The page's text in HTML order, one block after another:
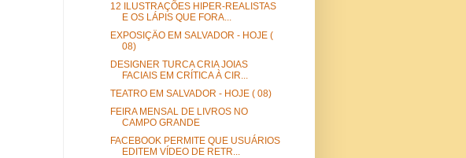
12 ILUSTRAÇÕES HIPER-REALISTAS
E OS LÁPIS QUE FORA...
EXPOSIÇÄO EM SALVADOR - HOJE (
08)
DESIGNER TURCA CRIA JOIAS
FACIAIS EM CRÍTICA À CIR...
TEATRO EM SALVADOR - HOJE ( 08)
FEIRA MENSAL DE LIVROS NO
CAMPO GRANDE
FACEBOOK PERMITE QUE USUÁRIOS
EDITEM VÍDEO DE RETR...